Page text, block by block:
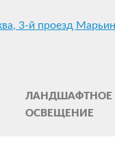
3-й проезд
ЛАНДШАФТНОЕ
ОСВЕЩЕНИЕ